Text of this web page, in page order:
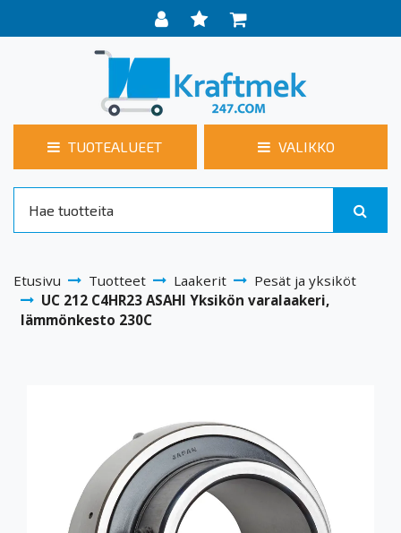
TUOTEALUEET VALIKKO
Etusivu Tuotteet Laakerit
Pesät ja yksiköt
UC 212 C4HR23 ASAHI Yksikön varalaakeri,
lämmönkesto 230C